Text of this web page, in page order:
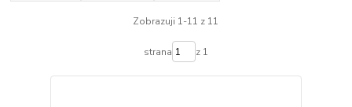
Zobrazuji 1-11 z 11
strana z 1